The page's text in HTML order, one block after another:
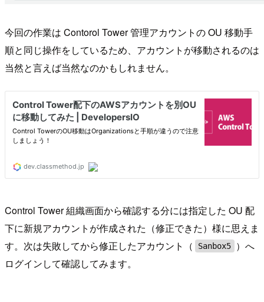
今回の作業は Contorol Tower 管理アカウントの OU 移動手
順と同じ操作をしているため、アカウントが移動されるのは
当然と言えば当然なのかもしれません。
Control Tower 組織画面から確認する分には指定した OU 配
下に新規アカウントが作成された（修正できた）様に思えま
す。次は失敗してから修正したアカウント（
Sanbox5
）へ
ログインして確認してみます。